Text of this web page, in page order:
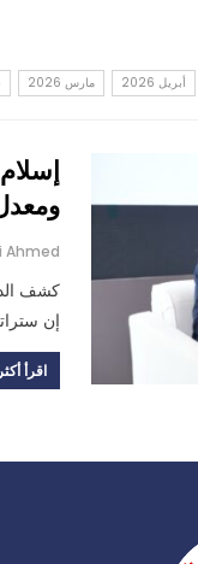
أبريل 2026 مارس 2026
Ahmed
كشف
إن
اقرأ